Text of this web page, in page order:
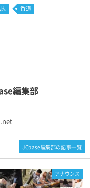
香道
編集部
アナウンス
JCbase編集部の記事一覧